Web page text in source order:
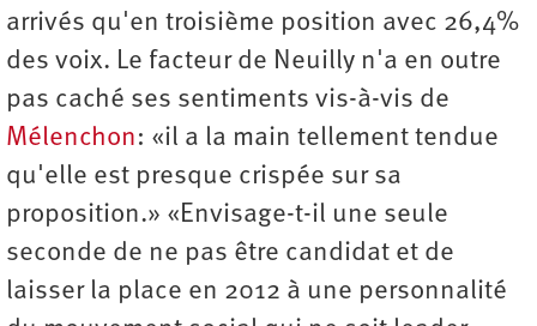
arrivés qu'en troisième position avec 26,4%
des voix. Le facteur de Neuilly n'a en outre
pas caché ses sentiments vis-à-vis de
Mélenchon: «il a la main tellement tendue
qu'elle est presque crispée sur sa
proposition.» «Envisage-t-il une seule
seconde de ne pas être candidat et de
laisser la place en 2012 à une personnalité